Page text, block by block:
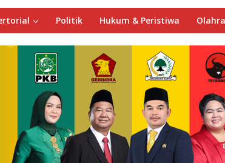
Politik Hukum & Peristiwa